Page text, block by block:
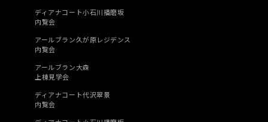
ディアナコート小石川播磨坂
内覧会
アールブラン久が原レジデンス
内覧会
アールブラン大森
上棟見学会
ディアナコート代沢翠景
内覧会